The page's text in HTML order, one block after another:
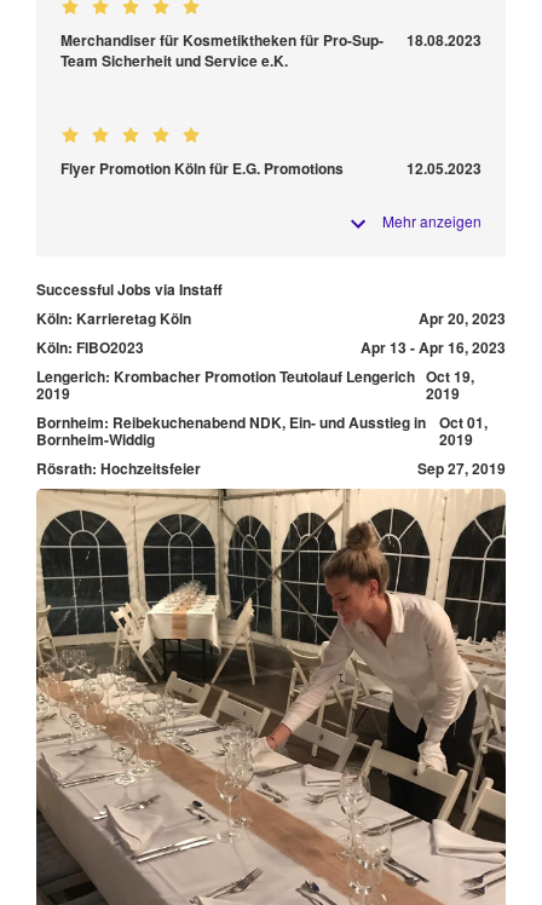
Merchandiser für Kosmetiktheken für Pro-Sup-
Team Sicherheit und Service e.K.
18.08.2023
Flyer Promotion Köln für E.G. Promotions 12.05.2023
Mehr anzeigen
Successful Jobs via Instaff
Köln: Karrieretag Köln
Apr 20, 2023
Köln: FIBO2023
Apr 13 - Apr 16, 2023
Lengerich: Krombacher Promotion Teutolauf Lengerich
2019
Oct 19,
2019
Bornheim: Reibekuchenabend NDK, Ein- und Ausstieg in
Bornheim-Widdig
Oct 01,
2019
Rösrath: Hochzeitsfeier
Sep 27, 2019